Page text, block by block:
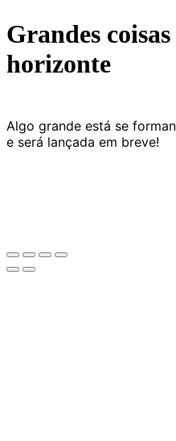
Grandes
horizonte
Algo grande está se
e será lançada em breve!